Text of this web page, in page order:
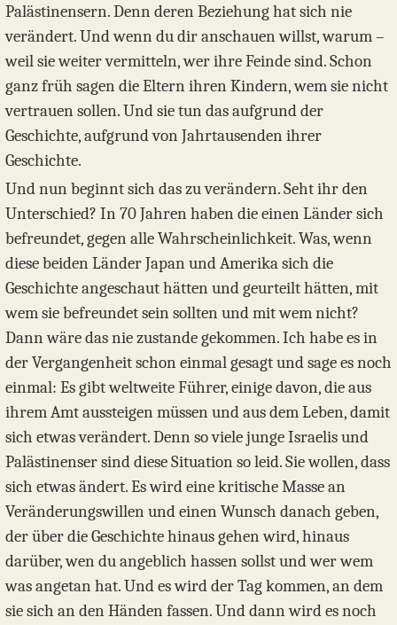
Palästinensern. Denn deren Beziehung hat sich nie
verändert. Und wenn du dir anschauen willst, warum –
weil sie weiter vermitteln, wer ihre Feinde sind. Schon
ganz früh sagen die Eltern ihren Kindern, wem sie nicht
vertrauen sollen. Und sie tun das aufgrund der
Geschichte, aufgrund von Jahrtausenden ihrer
Geschichte.
Und nun beginnt sich das zu verändern. Seht ihr den
Unterschied? In 70 Jahren haben die einen Länder sich
befreundet, gegen alle Wahrscheinlichkeit. Was, wenn
diese beiden Länder Japan und Amerika sich die
Geschichte angeschaut hätten und geurteilt hätten, mit
wem sie befreundet sein sollten und mit wem nicht?
Dann wäre das nie zustande gekommen. Ich habe es in
der Vergangenheit schon einmal gesagt und sage es noch
einmal: Es gibt weltweite Führer, einige davon, die aus
ihrem Amt aussteigen müssen und aus dem Leben, damit
sich etwas verändert. Denn so viele junge Israelis und
Palästinenser sind diese Situation so leid. Sie wollen, dass
sich etwas ändert. Es wird eine kritische Masse an
Veränderungswillen und einen Wunsch danach geben,
der über die Geschichte hinaus gehen wird, hinaus
darüber, wen du angeblich hassen sollst und wer wem
was angetan hat. Und es wird der Tag kommen, an dem
sie sich an den Händen fassen. Und dann wird es noch